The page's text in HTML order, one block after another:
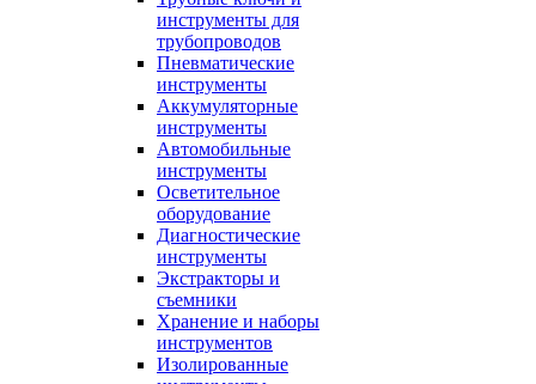
инструменты для
трубопроводов
Пневматические
инструменты
Аккумуляторные
инструменты
Автомобильные
инструменты
Осветительное
оборудование
Диагностические
инструменты
Экстракторы и
съемники
Хранение и наборы
инструментов
Изолированные